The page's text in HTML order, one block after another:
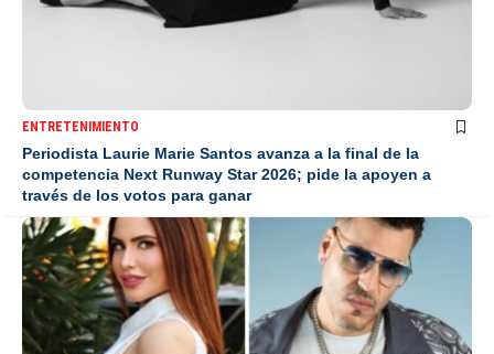
ENTRETENIMIENTO
Periodista Laurie Marie Santos avanza a la final de la
competencia Next Runway Star 2026; pide la apoyen a
través de los votos para ganar